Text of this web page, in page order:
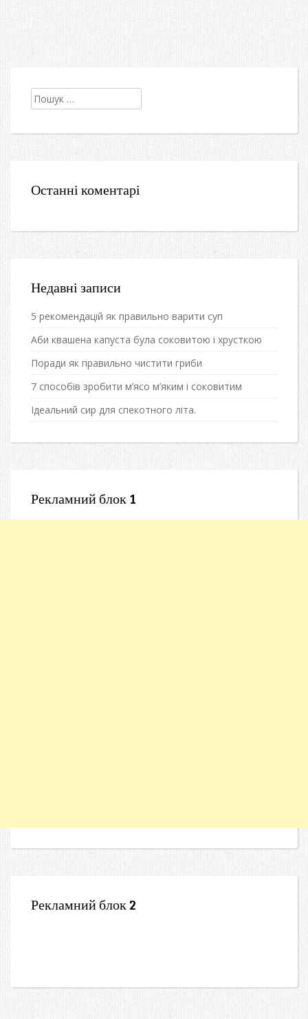
Пошук:
Останні коментарі
Недавні записи
5 рекомендацій як правильно варити суп
Аби квашена капуста була соковитою і хрусткою
Поради як правильно чистити гриби
7 способів зробити м’ясо м’яким і соковитим
Ідеальний сир для спекотного літа.
Рекламний блок 1
Рекламний блок 2